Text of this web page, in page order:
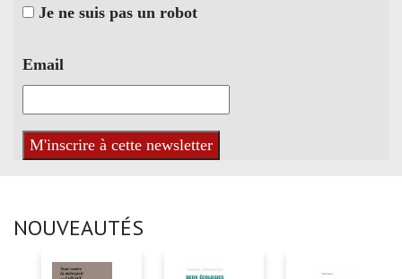
Je ne suis pas un robot
Email
NOUVEAUTÉS